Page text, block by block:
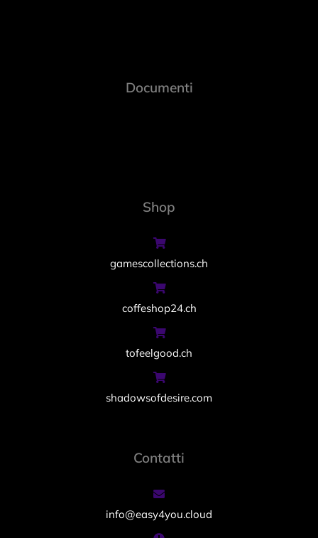
Documenti
Shop
gamescollections.ch
coffeshop24.ch
tofeelgood.ch
shadowsofdesire.com
Contatti
info@easy4you.cloud